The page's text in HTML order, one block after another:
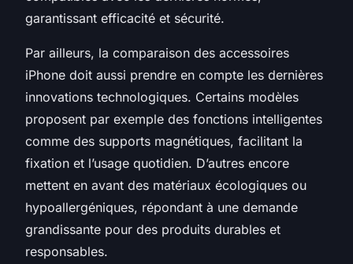
garantissant efficacité et sécurité.
Par ailleurs, la comparaison des accessoires
iPhone doit aussi prendre en compte les dernières
innovations technologiques. Certains modèles
proposent par exemple des fonctions intelligentes
comme des supports magnétiques, facilitant la
fixation et l’usage quotidien. D’autres encore
mettent en avant des matériaux écologiques ou
hypoallergéniques, répondant à une demande
grandissante pour des produits durables et
responsables.